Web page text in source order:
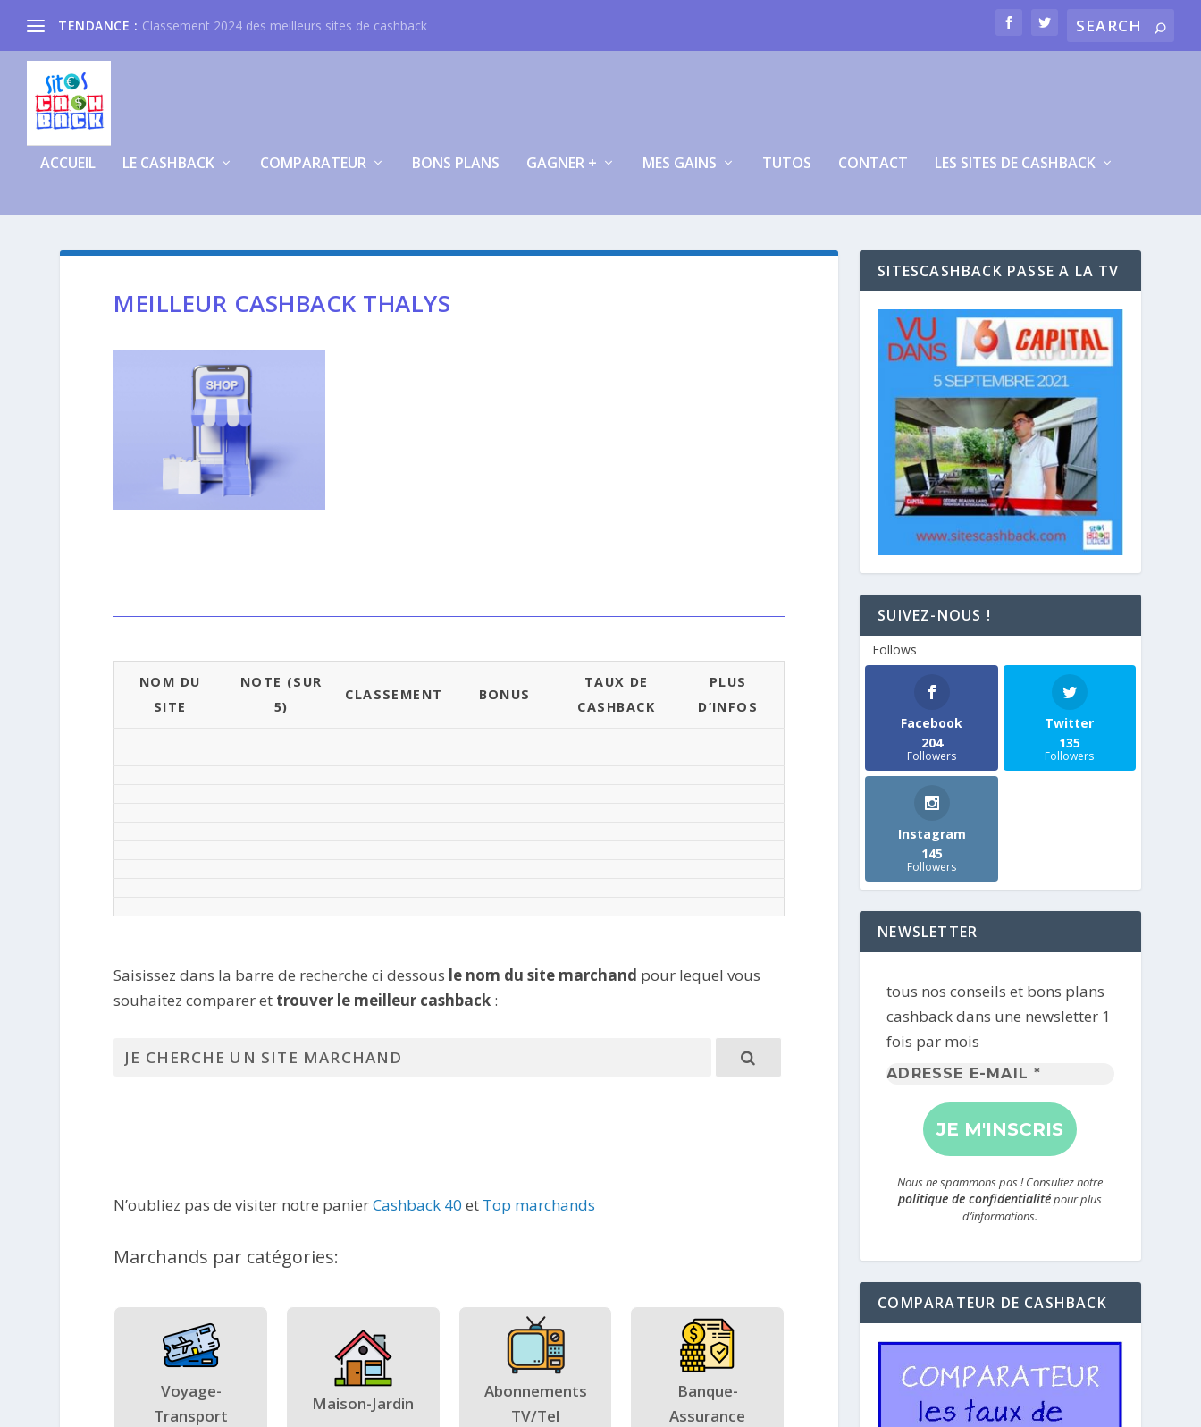
TENDANCE : Classement 2024 des meilleurs sites de cashback
ACCUEIL LE CASHBACK COMPARATEUR BONS PLANS GAGNER + MES GAINS TUTOS CONTACT LES SITES DE CASHBACK
MEILLEUR CASHBACK THALYS
NOM DU
SITE
NOTE (SUR
5)
CLASSEMENT BONUS
TAUX DE
CASHBACK
PLUS
D’INFOS
Saisissez dans la barre de recherche ci dessous le nom du site marchand pour lequel vous
souhaitez comparer et trouver le meilleur cashback :
N’oubliez pas de visiter notre panierCashback 40 et Top marchands
Marchands par catégories:
Voyage-
Transport
Maison-Jardin
Abonnements
TV/Tel
Banque-
Assurance
SITESCASHBACK PASSE A LA TV
SUIVEZ-NOUS !
Follows
Facebook
204
Followers
Twitter
135
Followers
Instagram
145
Followers
NEWSLETTER
tous nos conseils et bons plans
cashback dans une newsletter 1
fois par mois
Adresse
mail
*
Nous ne spammons pas ! Consultez notre
politique de confidentialitépour plus
d’informations.
COMPARATEUR DE CASHBACK